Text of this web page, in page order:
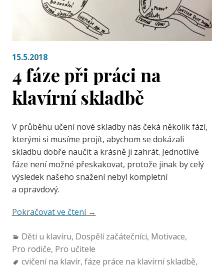
15.5.2018
4 fáze při práci na
klavírní skladbě
V průběhu učení nové skladby nás čeká několik fází,
kterými si musíme projít, abychom se dokázali
skladbu dobře naučit a krásně ji zahrát. Jednotlivé
fáze není možné přeskakovat, protože jinak by celý
výsledek našeho snažení nebyl kompletní
a opravdový.
Pokračovat ve čtení →
Děti u klavíru, Dospělí začátečníci, Motivace,
Pro rodiče, Pro učitele
cvičení na klavír, fáze práce na klavírní skladbě,